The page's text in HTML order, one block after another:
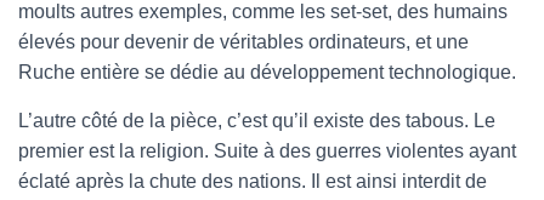
moults autres exemples, comme les set-set, des humains
élevés pour devenir de véritables ordinateurs, et une
Ruche entière se dédie au développement technologique.
L’autre côté de la pièce, c’est qu’il existe des tabous. Le
premier est la religion. Suite à des guerres violentes ayant
éclaté après la chute des nations. Il est ainsi interdit de